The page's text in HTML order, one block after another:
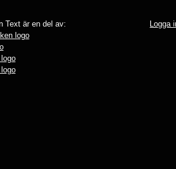
Text är en del av: Logga